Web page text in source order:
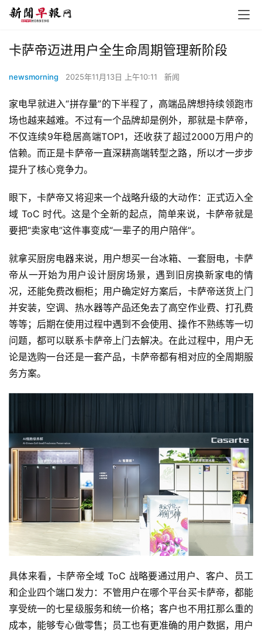
卡萨帝迈进用户全生命周期管理新阶段
newsmorning 2025年11月13日 上午10:11 新闻
家电早就进入“拼存量”的下半程了，高端品牌想持续领跑市
场也越来越难。不过有一个品牌却是例外，那就是卡萨帝，
不仅连续9年稳居高端TOP1，还收获了超过2000万用户的
信赖。而正是卡萨帝一直深耕高端转型之路，所以才一步步
提升了核心竞争力。
眼下，卡萨帝又将迎来一个战略升级的大动作：正式迈入全
域 ToC 时代。这是个全新的起点，简单来说，卡萨帝就是
要把“卖家电”这件事变成“一辈子的用户陪伴”。
就拿买厨房电器来说，用户想买一台冰箱、一套厨电，卡萨
帝从一开始为用户设计厨房场景，遇到旧房换新家电的情
况，还能免费改橱柜；用户确定好方案后，卡萨帝送货上门
并安装，空调、热水器等产品还免去了高空作业费、打孔费
等等；后期在使用过程中遇到不会使用、操作不熟练等一切
问题，都可以联系卡萨帝上门去解决。在此过程中，用户无
论是选购一台还是一套产品，卡萨帝都有相对应的全周期服
务方案。
具体来看，卡萨帝全域 ToC 战略要通过用户、客户、员工
和企业四个端口发力：不管用户在哪个平台买卡萨帝，都能
享受统一的七星级服务和统一价格；客户也不用扛那么重的
成本，能够专心做零售；员工也有更准确的用户数据，用户